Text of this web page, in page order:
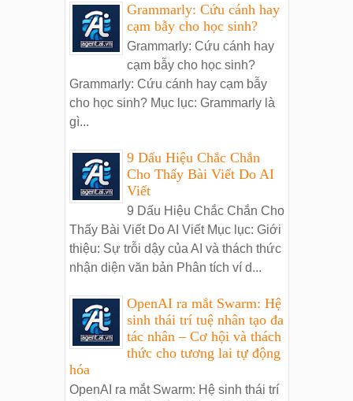
Grammarly: Cứu cánh hay
cạm bẫy cho học sinh?
Grammarly: Cứu cánh hay
cạm bẫy cho học sinh?
Grammarly: Cứu cánh hay cạm bẫy
cho học sinh? Mục lục: Grammarly là
gì...
9 Dấu Hiệu Chắc Chắn
Cho Thấy Bài Viết Do AI
Viết
9 Dấu Hiệu Chắc Chắn Cho
Thấy Bài Viết Do AI Viết Mục lục: Giới
thiệu: Sự trỗi dậy của AI và thách thức
nhận diện văn bản Phân tích ví d...
OpenAI ra mắt Swarm: Hệ
sinh thái trí tuệ nhân tạo đa
tác nhân – Cơ hội và thách
thức cho tương lai tự động
hóa
OpenAI ra mắt Swarm: Hệ sinh thái trí